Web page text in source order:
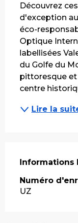
Découvrez
d'exception
éco-
Optique
labellisées
du Golfe du
pittoresque et
centre
Lire la
Informations
Informations
Numéro
UZ